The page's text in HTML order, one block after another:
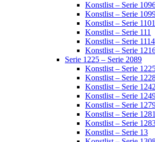
Konstlist – Serie
Konstlist – Serie
Konstlist – Serie 1101
Konstlist – Serie 111
Konstlist – Serie 1114
Konstlist – Serie
Serie 1225 – Serie 2089
Konstlist – Serie
Konstlist – Serie
Konstlist – Serie 1242
Konstlist – Serie
Konstlist – Serie
Konstlist – Serie 1281
Konstlist – Serie
Konstlist – Serie 13